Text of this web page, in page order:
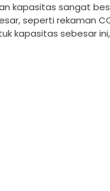
kapasitas sangat
seperti rekaman
kapasitas sebesar